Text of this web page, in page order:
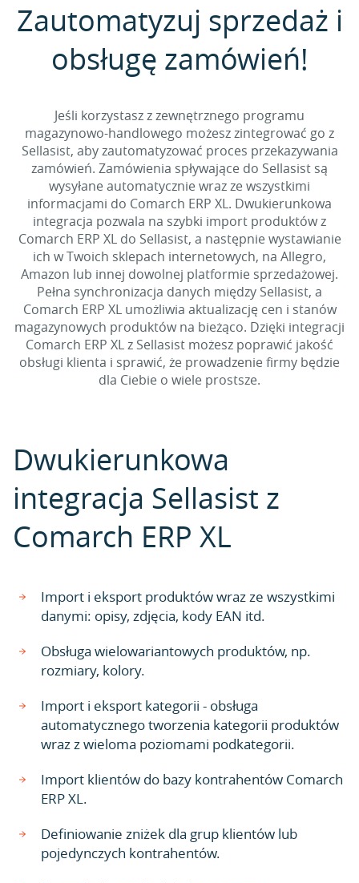
Zautomatyzuj sprzedaż i
obsługę zamówień!
Jeśli korzystasz z zewnętrznego programu
magazynowo-handlowego możesz zintegrować go z
Sellasist, aby zautomatyzować proces przekazywania
zamówień. Zamówienia spływające do Sellasist są
wysyłane automatycznie wraz ze wszystkimi
informacjami do Comarch ERP XL. Dwukierunkowa
integracja pozwala na szybki import produktów z
Comarch ERP XL do Sellasist, a następnie wystawianie
ich w Twoich sklepach internetowych, na Allegro,
Amazon lub innej dowolnej platformie sprzedażowej.
Pełna synchronizacja danych między Sellasist, a
Comarch ERP XL umożliwia aktualizację cen i stanów
magazynowych produktów na bieżąco. Dzięki integracji
Comarch ERP XL z Sellasist możesz poprawić jakość
obsługi klienta i sprawić, że prowadzenie firmy będzie
dla Ciebie o wiele prostsze.
Dwukierunkowa
integracja Sellasist z
Comarch ERP XL
Import i eksport produktów wraz ze wszystkimi
danymi: opisy, zdjęcia, kody EAN itd.
Obsługa wielowariantowych produktów, np.
rozmiary, kolory.
Import i eksport kategorii - obsługa
automatycznego tworzenia kategorii produktów
wraz z wieloma poziomami podkategorii.
Import klientów do bazy kontrahentów Comarch
ERP XL.
Definiowanie zniżek dla grup klientów lub
pojedynczych kontrahentów.